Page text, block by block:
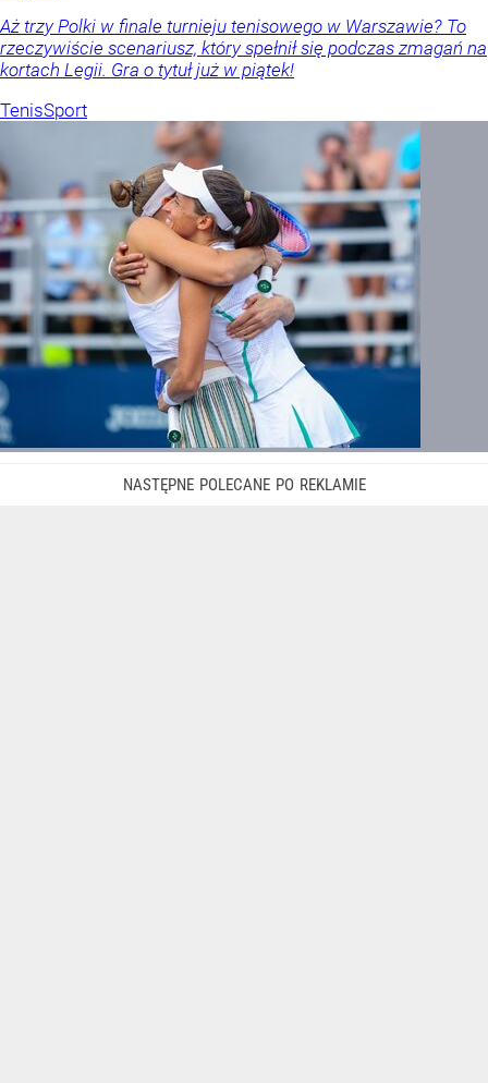
Aż trzy Polki w finale turnieju tenisowego w Warszawie? To
rzeczywiście scenariusz, który spełnił się podczas zmagań na
kortach Legii. Gra o tytuł już w piątek!
TenisSport